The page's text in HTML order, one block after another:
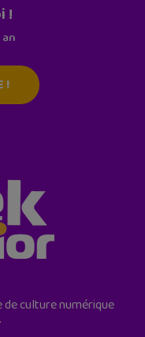
!
!
de culture numérique